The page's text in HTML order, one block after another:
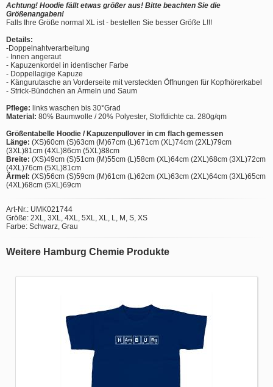
Achtung! Hoodie fällt etwas größer aus! Bitte beachten Sie die
Größenangaben!
Falls Ihre Größe normal XL ist - bestellen Sie besser Größe L!!!
Details:
-Doppelnahtverarbeitung
- Innen angeraut
- Kapuzenkordel in identischer Farbe
- Doppellagige Kapuze
- Kängurutasche an Vorderseite mit versteckten Öffnungen für Kopfhörerkabel
- Strick-Bündchen an Ärmeln und Saum
Pflege: links waschen bis 30°Grad
Material: 80% Baumwolle / 20% Polyester, Stoffdichte ca. 280g/qm
Größentabelle Hoodie / Kapuzenpullover in cm flach gemessen
Länge: (XS)60cm (S)63cm (M)67cm (L)671cm (XL)74cm (2XL)79cm
(3XL)81cm (4XL)86cm (5XL)88cm
Breite: (XS)49cm (S)51cm (M)55cm (L)58cm (XL)64cm (2XL)68cm (3XL)72cm
(4XL)76cm (5XL)81cm
Ärmel: (XS)56cm (S)59cm (M)61cm (L)62cm (XL)63cm (2XL)64cm (3XL)65cm
(4XL)68cm (5XL)69cm
Art-Nr.: UMK021744
Größe: 2XL, 3XL, 4XL, 5XL, XL, L, M, S, XS
Farbe: Schwarz, Grau
Weitere Hamburg Chemie Produkte